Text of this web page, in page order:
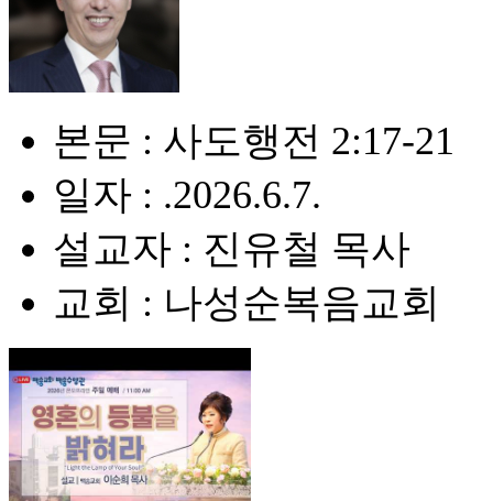
본문 : 사도행전 2:17-21
일자 : .2026.6.7.
설교자 : 진유철 목사
교회 : 나성순복음교회